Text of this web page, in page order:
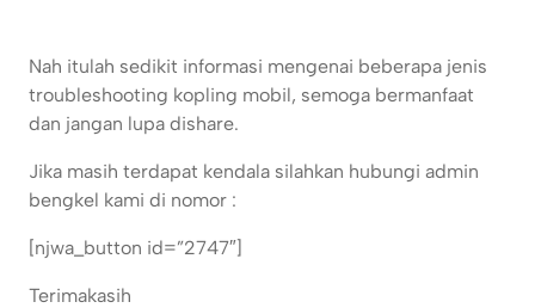
Nah itulah sedikit informasi mengenai beberapa jenis
troubleshooting kopling mobil, semoga bermanfaat
dan jangan lupa dishare.
Jika masih terdapat kendala silahkan hubungi admin
bengkel kami di nomor :
[njwa_button id=”2747″]
Terimakasih